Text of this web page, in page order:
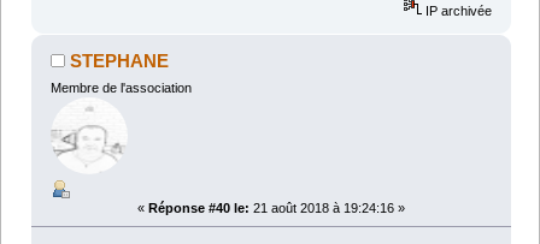
IP archivée
STEPHANE
Membre de l'association
« Réponse #40 le: 21 août 2018 à 19:24:16 »